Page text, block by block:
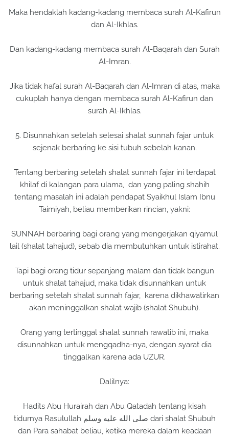
Maka hendaklah kadang-kadang membaca surah Al-Kafirun
dan Al-Ikhlas.
Dan kadang-kadang membaca surah Al-Baqarah dan Surah
Al-Imran.
Jika tidak hafal surah Al-Baqarah dan Al-Imran di atas, maka
cukuplah hanya dengan membaca surah Al-Kafirun dan
surah Al-Ikhlas.
5. Disunnahkan setelah selesai shalat sunnah fajar untuk
sejenak berbaring ke sisi tubuh sebelah kanan.
Tentang berbaring setelah shalat sunnah fajar ini terdapat
khilaf di kalangan para ulama, dan yang paling shahih
tentang masalah ini adalah pendapat Syaikhul Islam Ibnu
Taimiyah, beliau memberikan rincian, yakni:
SUNNAH berbaring bagi orang yang mengerjakan qiyamul
lail (shalat tahajud), sebab dia membutuhkan untuk istirahat.
Tapi bagi orang tidur sepanjang malam dan tidak bangun
untuk shalat tahajud, maka tidak disunnahkan untuk
berbaring setelah shalat sunnah fajar, karena dikhawatirkan
akan meninggalkan shalat wajib (shalat Shubuh).
Orang yang tertinggal shalat sunnah rawatib ini, maka
disunnahkan untuk mengqadha-nya, dengan syarat dia
tinggalkan karena ada UZUR.
Dalilnya:
Hadits Abu Hurairah dan Abu Qatadah tentang kisah
tidurnya Rasulullah صلى الله عليه وسلم dari shalat Shubuh
dan Para sahabat beliau, ketika mereka dalam keadaan